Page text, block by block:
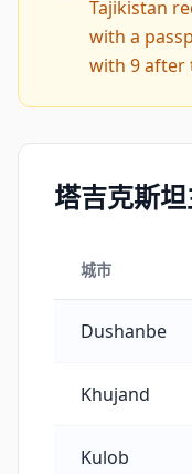
Tajikistan
with a
with 9 after
塔吉克斯
城市
Dushanbe
Khujand
Kulob